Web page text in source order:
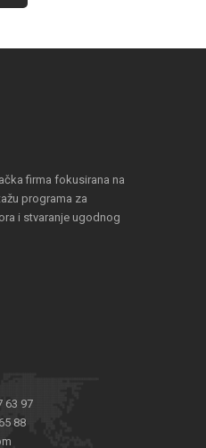
firma fokusirana na
programa za
i stvaranje ugodnog
63 97
88